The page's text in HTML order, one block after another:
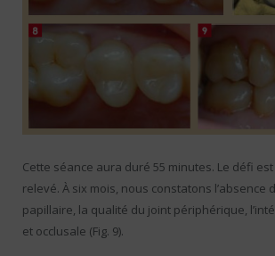
Cette séance aura duré 55 minutes. Le défi
relevé. À six mois, nous constatons l’absence
papillaire, la qualité du joint périphérique,
et occlusale (Fig. 9).